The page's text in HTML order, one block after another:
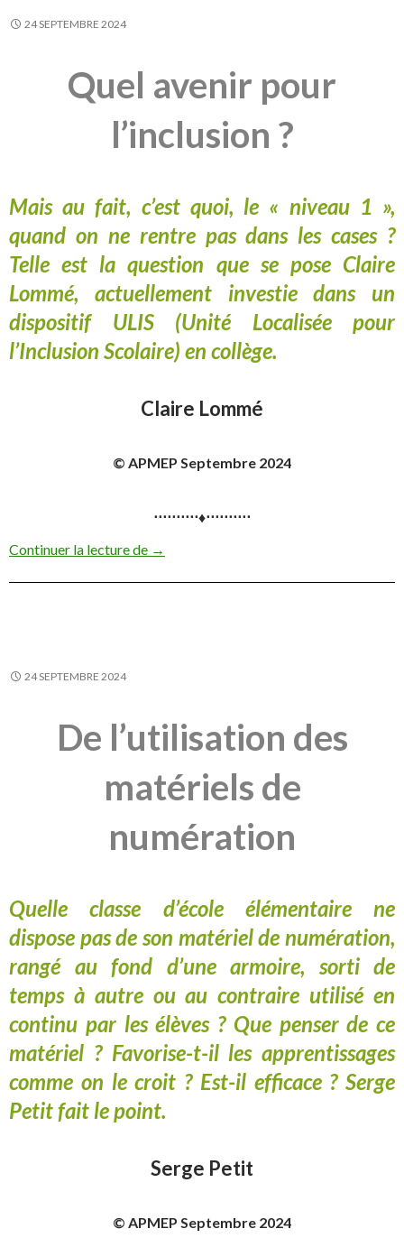
24 SEPTEMBRE 2024
Quel avenir pour
l’inclusion ?
Mais au fait, c’est quoi, le « niveau 1 »,
quand on ne rentre pas dans les cases ?
Telle est la question que se pose Claire
Lommé, actuellement investie dans un
dispositif ULIS (Unité Localisée pour
l’Inclusion Scolaire) en collège.
Claire Lommé
© APMEP Septembre 2024
⋅⋅⋅⋅⋅⋅⋅⋅⋅⋅♦⋅⋅⋅⋅⋅⋅⋅⋅⋅⋅
Continuer la lecture de Quel avenir pour l’inclusion ?
→
24 SEPTEMBRE 2024
De l’utilisation des
matériels de
numération
Quelle classe d’école élémentaire ne
dispose pas de son matériel de numération,
rangé au fond d’une armoire, sorti de
temps à autre ou au contraire utilisé en
continu par les élèves ? Que penser de ce
matériel ? Favorise-t-il les apprentissages
comme on le croit ? Est-il efficace ? Serge
Petit fait le point.
Serge Petit
© APMEP Septembre 2024